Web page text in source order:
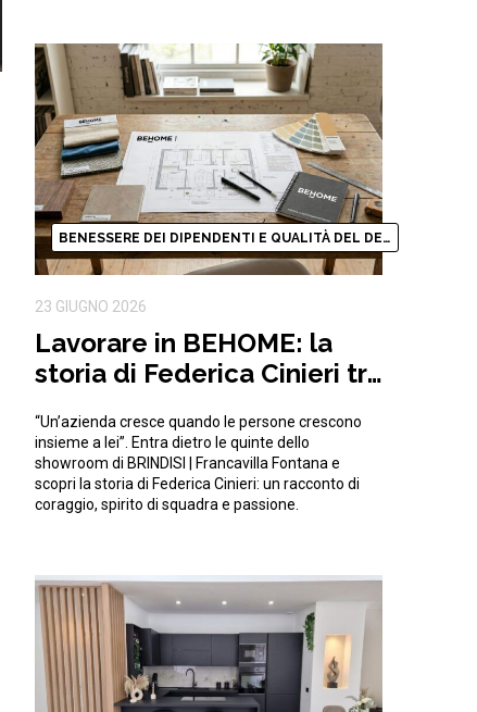
BENESSERE DEI DIPENDENTI E QUALITÀ DEL DESIGN
23 GIUGNO 2026
Lavorare in BEHOME: la
storia di Federica Cinieri tra
“Un’azienda cresce quando le persone crescono
insieme a lei”. Entra dietro le quinte dello
showroom di BRINDISI | Francavilla Fontana e
scopri la storia di Federica Cinieri: un racconto di
coraggio, spirito di squadra e passione.